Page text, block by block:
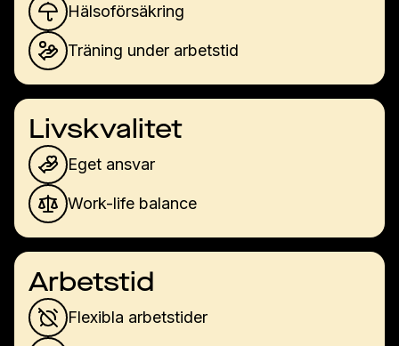
Hälsoförsäkring
Träning under arbetstid
Livskvalitet
Eget ansvar
Work-life balance
Arbetstid
Flexibla arbetstider